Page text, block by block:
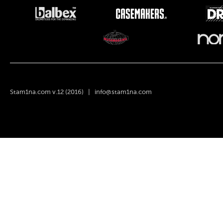
Stam1na.com v.12 (2016) | info@stam1na.com